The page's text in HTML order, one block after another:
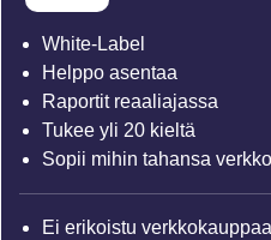
White-Label
Helppo asentaa
Raportit reaaliajassa
Tukee yli 20 kieltä
Sopii mihin tahansa
Ei erikoistu